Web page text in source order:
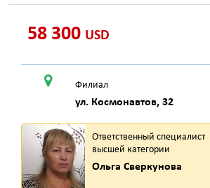
58 300 USD
Филиал
ул. Космонавтов, 32
Ответственный специалист
высшей категории
Ольга Сверкунова